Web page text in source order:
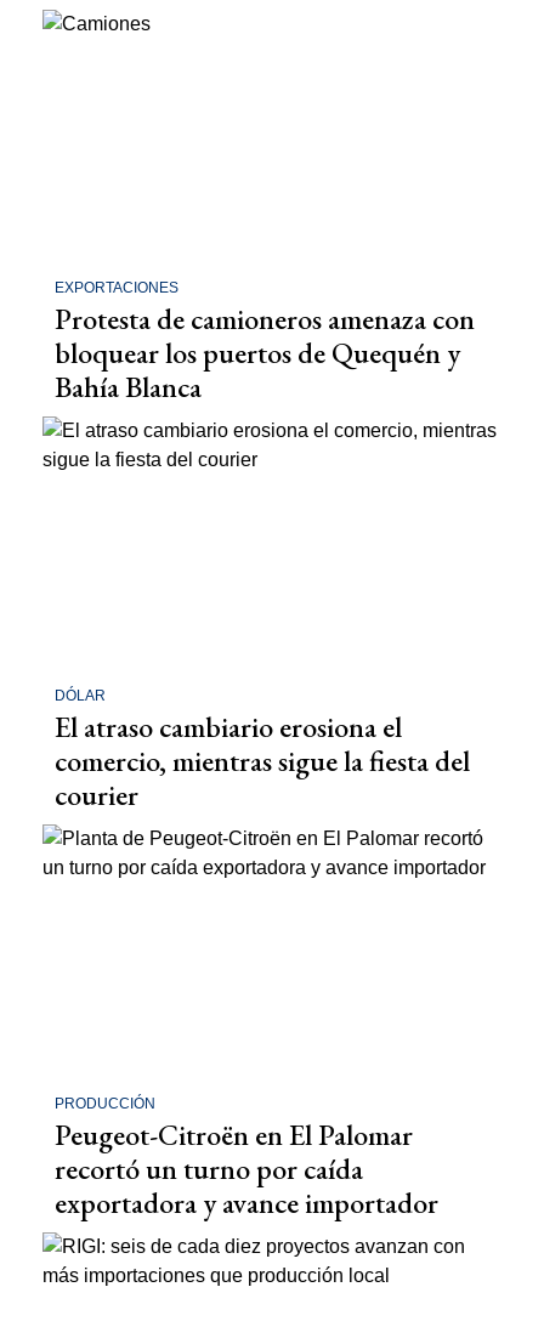
EXPORTACIONES
Protesta de camioneros amenaza con
bloquear los puertos de Quequén y
Bahía Blanca
DÓLAR
El atraso cambiario erosiona el
comercio, mientras sigue la fiesta del
courier
PRODUCCIÓN
Peugeot-Citroën en El Palomar
recortó un turno por caída
exportadora y avance importador